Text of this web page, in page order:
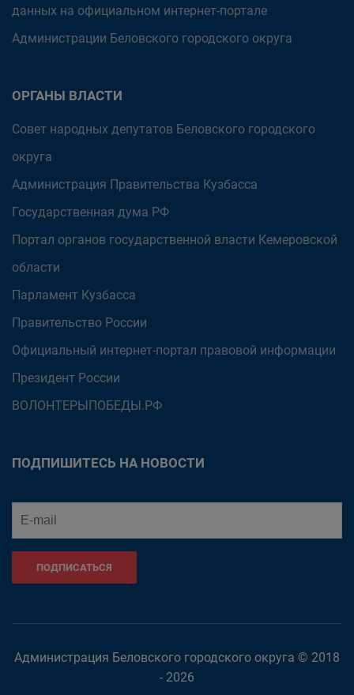
данных на официальном интернет-портале
Администрации Беловского городского округа
ОРГАНЫ ВЛАСТИ
Совет народных депутатов Беловского городского
округа
Администрация Правительства Кузбасса
Государственная дума РФ
Портал органов государственной власти Кемеровской
области
Парламент Кузбасса
Правительство России
Официальный интернет-портал правовой информации
Президент России
ВОЛОНТЕРЫПОБЕДЫ.РФ
ПОДПИШИТЕСЬ НА НОВОСТИ
ПОДПИСАТЬСЯ
Администрация Беловского городского округа © 2018
- 2026